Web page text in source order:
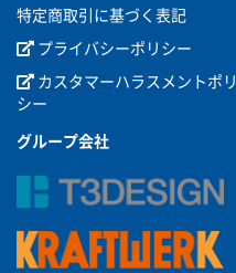
特定商取引に基づく表記
プライバシーポリシー
カスタマーハラスメントポリ
シー
グループ会社